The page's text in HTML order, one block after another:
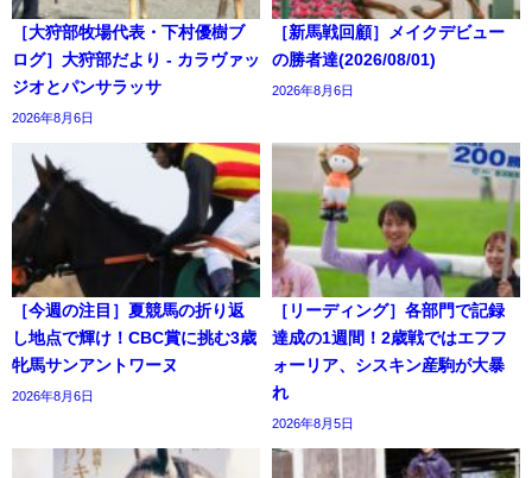
［大狩部牧場代表・下村優樹ブ
ログ］大狩部だより - カラヴァッ
ジオとパンサラッサ
2026年8月6日
［新馬戦回顧］メイクデビュー
の勝者達(2026/08/01)
2026年8月6日
［今週の注目］夏競馬の折り返
し地点で輝け！CBC賞に挑む3歳
牝馬サンアントワーヌ
2026年8月6日
［リーディング］各部門で記録
達成の1週間！2歳戦ではエフフ
ォーリア、シスキン産駒が大暴
れ
2026年8月5日